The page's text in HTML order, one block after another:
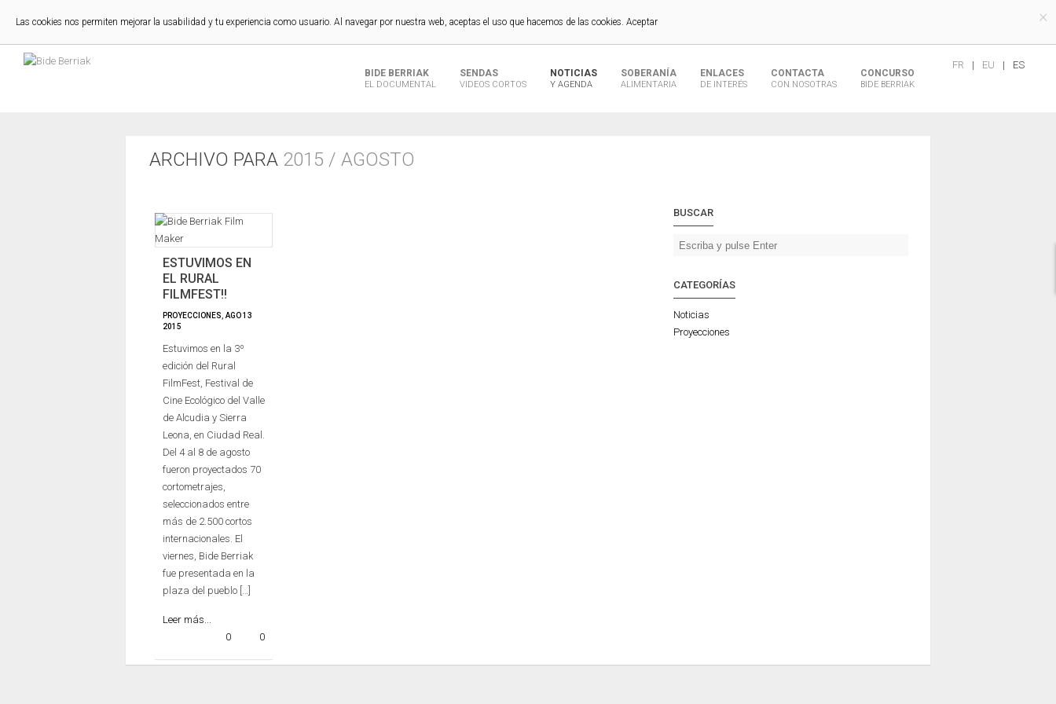
FR | EU | ES
BIDE BERRIAK
EL DOCUMENTAL
SENDAS
VIDEOS CORTOS
NOTICIAS
Y AGENDA
SOBERANÍA
ALIMENTARIA
ENLACES
DE INTERÉS
CONTACTA
CON NOSOTRAS
CONCURSO
BIDE BERRIAK
ARCHIVO PARA 2015 / AGOSTO
ESTUVIMOS EN
EL RURAL
FILMFEST!!
PROYECCIONES AGO13
2015
Estuvimos en la 3º
edición del Rural
FilmFest, Festival de
Cine Ecológico del Valle
de Alcudia y Sierra
Leona, en Ciudad Real.
Del 4 al 8 de agosto
fueron proyectados 70
cortometrajes,
seleccionados entre
más de 2.500 cortos
internacionales. El
viernes, Bide Berriak
fue presentada en la
plaza del pueblo […]
Leer más...
0
0
BUSCAR
CATEGORÍAS
Noticias
Proyecciones
×
Las cookies nos permiten mejorar la usabilidad y tu experiencia como usuario. Al navegar por nuestra web, aceptas el uso que hacemos de las cookies. Aceptar